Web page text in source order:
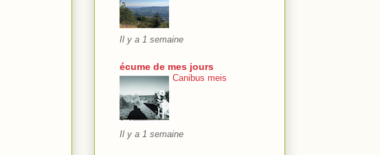
Il y a 1 semaine
écume de mes jours
Canibus meis
Il y a 1 semaine